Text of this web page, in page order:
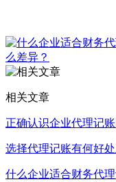
么差异？
相关文章
正确认识企业代理记
选择代理记账有何好
什么企业适合财务代